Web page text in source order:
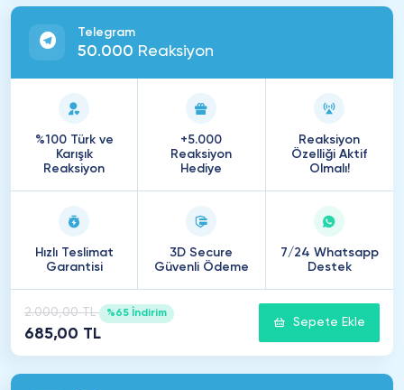
Telegram
50.000 Reaksiyon
%100 Türk ve
Karışık
Reaksiyon
+5.000
Reaksiyon
Hediye
Reaksiyon
Özelliği Aktif
Olmalı!
Hızlı Teslimat
Garantisi
3D Secure
Güvenli Ödeme
7/24 Whatsapp
Destek
2.000,00 TL %65 İndirim
685,00 TL
Sepete Ekle